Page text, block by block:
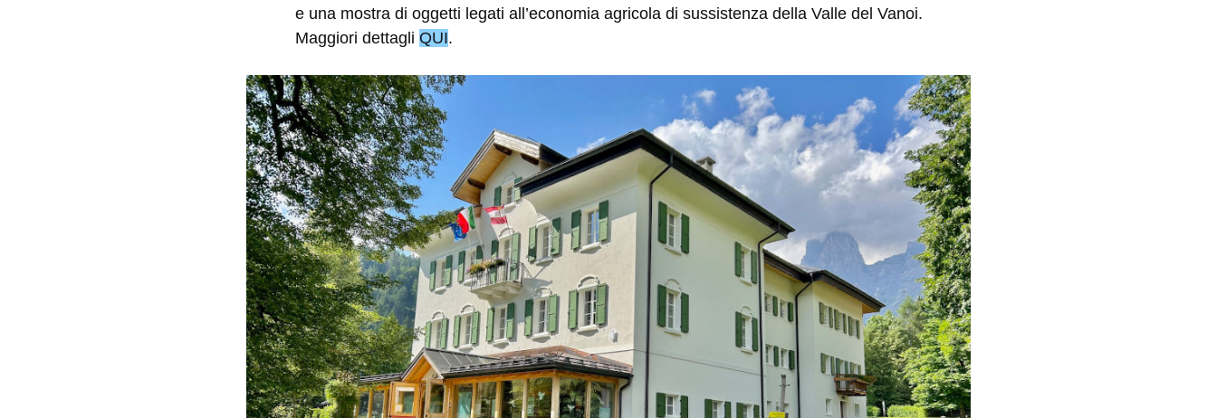
e una mostra di oggetti legati all’economia agricola di sussistenza della Valle del Vanoi.
Maggiori dettagli QUI.